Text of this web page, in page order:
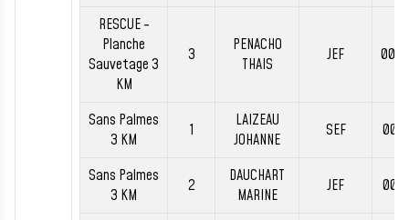
RESCUE -
Planche
Sauvetage 3
KM
3
PENACHO
THAIS
JEF
Sans Palmes
3 KM
1
LAIZEAU
JOHANNE
SEF
Sans Palmes
3 KM
2
DAUCHART
MARINE
JEF